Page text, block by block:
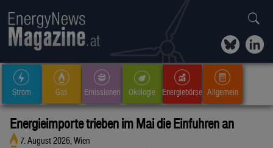
Strom Gas Emissionen Ökologie Energiebörse Allgemein
Energieimporte trieben im Mai die Einfuhren an
7. August 2026, Wien